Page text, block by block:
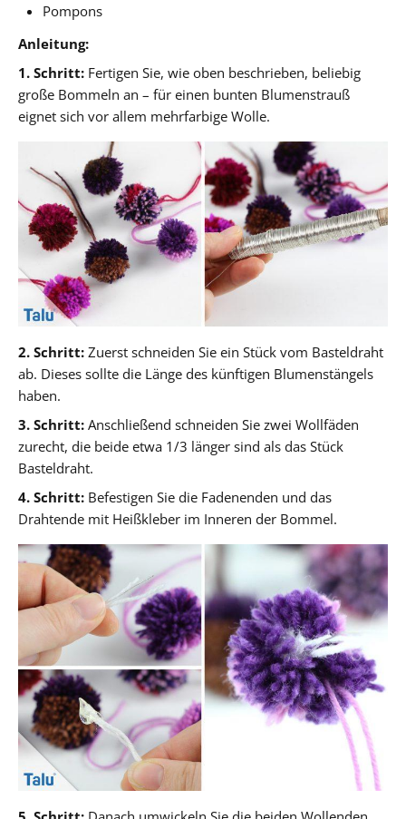
Pompons
Anleitung:
1. Schritt: Fertigen Sie, wie oben beschrieben, beliebig
große Bommeln an – für einen bunten Blumenstrauß
eignet sich vor allem mehrfarbige Wolle.
2. Schritt: Zuerst schneiden Sie ein Stück vom Basteldraht
ab. Dieses sollte die Länge des künftigen Blumenstängels
haben.
3. Schritt: Anschließend schneiden Sie zwei Wollfäden
zurecht, die beide etwa 1/3 länger sind als das Stück
Basteldraht.
4. Schritt: Befestigen Sie die Fadenenden und das
Drahtende mit Heißkleber im Inneren der Bommel.